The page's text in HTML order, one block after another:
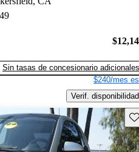
Sin tasas de concesionario adicionales
$240/mes
Verif. disponibilidad